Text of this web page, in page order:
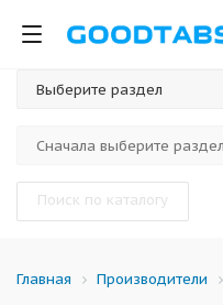
Поиск по каталогу
Главная Производители